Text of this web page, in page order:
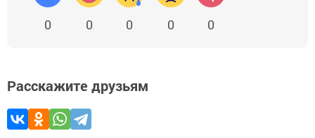
0 0 0 0 0
Расскажите друзьям